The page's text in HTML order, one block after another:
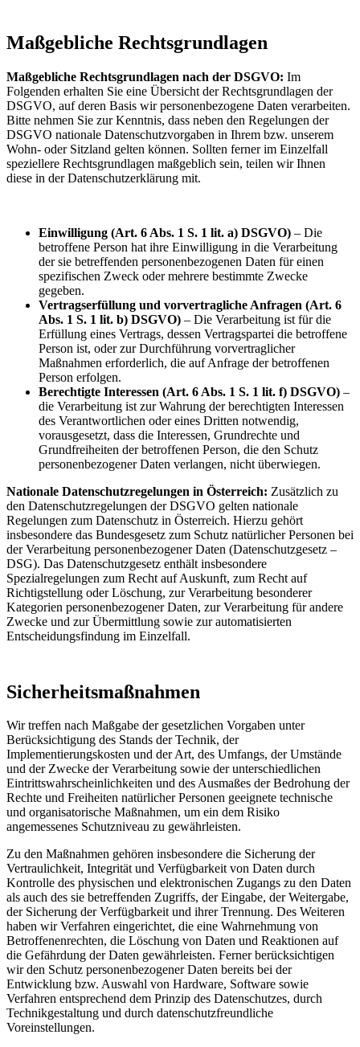
Maßgebliche Rechtsgrundlagen
Maßgebliche Rechtsgrundlagen nach der DSGVO: Im
Folgenden erhalten Sie eine Übersicht der Rechtsgrundlagen der
DSGVO, auf deren Basis wir personenbezogene Daten verarbeiten.
Bitte nehmen Sie zur Kenntnis, dass neben den Regelungen der
DSGVO nationale Datenschutzvorgaben in Ihrem bzw. unserem
Wohn- oder Sitzland gelten können. Sollten ferner im Einzelfall
speziellere Rechtsgrundlagen maßgeblich sein, teilen wir Ihnen
diese in der Datenschutzerklärung mit.
Einwilligung (Art. 6 Abs. 1 S. 1 lit. a) DSGVO) – Die
betroffene Person hat ihre Einwilligung in die Verarbeitung
der sie betreffenden personenbezogenen Daten für einen
spezifischen Zweck oder mehrere bestimmte Zwecke
gegeben.
Vertragserfüllung und vorvertragliche Anfragen (Art. 6
Abs. 1 S. 1 lit. b) DSGVO) – Die Verarbeitung ist für die
Erfüllung eines Vertrags, dessen Vertragspartei die betroffene
Person ist, oder zur Durchführung vorvertraglicher
Maßnahmen erforderlich, die auf Anfrage der betroffenen
Person erfolgen.
Berechtigte Interessen (Art. 6 Abs. 1 S. 1 lit. f) DSGVO) –
die Verarbeitung ist zur Wahrung der berechtigten Interessen
des Verantwortlichen oder eines Dritten notwendig,
vorausgesetzt, dass die Interessen, Grundrechte und
Grundfreiheiten der betroffenen Person, die den Schutz
personenbezogener Daten verlangen, nicht überwiegen.
Nationale Datenschutzregelungen in Österreich: Zusätzlich zu
den Datenschutzregelungen der DSGVO gelten nationale
Regelungen zum Datenschutz in Österreich. Hierzu gehört
insbesondere das Bundesgesetz zum Schutz natürlicher Personen bei
der Verarbeitung personenbezogener Daten (Datenschutzgesetz –
DSG). Das Datenschutzgesetz enthält insbesondere
Spezialregelungen zum Recht auf Auskunft, zum Recht auf
Richtigstellung oder Löschung, zur Verarbeitung besonderer
Kategorien personenbezogener Daten, zur Verarbeitung für andere
Zwecke und zur Übermittlung sowie zur automatisierten
Entscheidungsfindung im Einzelfall.
Sicherheitsmaßnahmen
Wir treffen nach Maßgabe der gesetzlichen Vorgaben unter
Berücksichtigung des Stands der Technik, der
Implementierungskosten und der Art, des Umfangs, der Umstände
und der Zwecke der Verarbeitung sowie der unterschiedlichen
Eintrittswahrscheinlichkeiten und des Ausmaßes der Bedrohung der
Rechte und Freiheiten natürlicher Personen geeignete technische
und organisatorische Maßnahmen, um ein dem Risiko
angemessenes Schutzniveau zu gewährleisten.
Zu den Maßnahmen gehören insbesondere die Sicherung der
Vertraulichkeit, Integrität und Verfügbarkeit von Daten durch
Kontrolle des physischen und elektronischen Zugangs zu den Daten
als auch des sie betreffenden Zugriffs, der Eingabe, der Weitergabe,
der Sicherung der Verfügbarkeit und ihrer Trennung. Des Weiteren
haben wir Verfahren eingerichtet, die eine Wahrnehmung von
Betroffenenrechten, die Löschung von Daten und Reaktionen auf
die Gefährdung der Daten gewährleisten. Ferner berücksichtigen
wir den Schutz personenbezogener Daten bereits bei der
Entwicklung bzw. Auswahl von Hardware, Software sowie
Verfahren entsprechend dem Prinzip des Datenschutzes, durch
Technikgestaltung und durch datenschutzfreundliche
Voreinstellungen.